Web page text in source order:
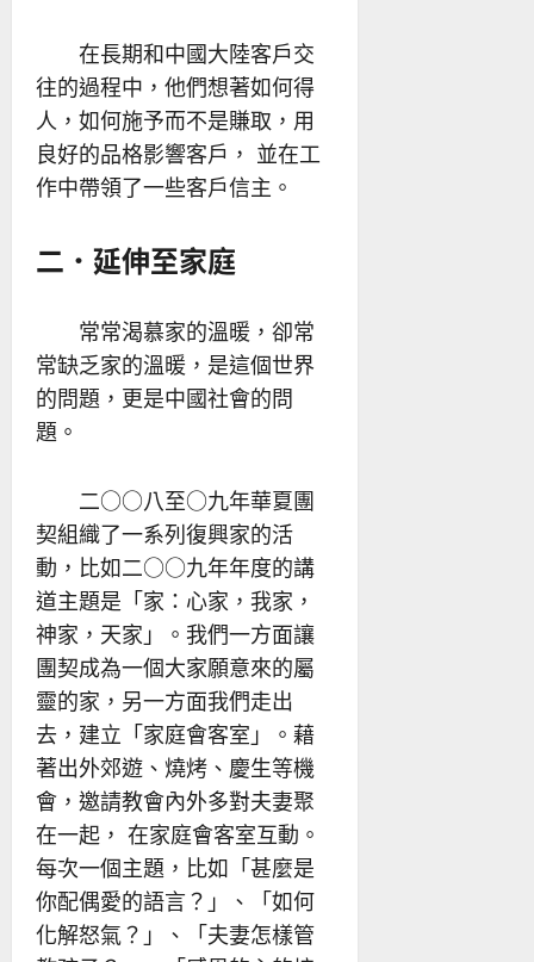
在長期和中國大陸客戶交
往的過程中，他們想著如何得
人，如何施予而不是賺取，用
良好的品格影響客戶， 並在工
作中帶領了一些客戶信主。
二．延伸至家庭
常常渴慕家的溫暖，卻常
常缺乏家的溫暖，是這個世界
的問題，更是中國社會的問
題。
二○○八至○九年華夏團
契組織了一系列復興家的活
動，比如二○○九年年度的講
道主題是「家：心家，我家，
神家，天家」。我們一方面讓
團契成為一個大家願意來的屬
靈的家，另一方面我們走出
去，建立「家庭會客室」。藉
著出外郊遊、燒烤、慶生等機
會，邀請教會內外多對夫妻聚
在一起， 在家庭會客室互動。
每次一個主題，比如「甚麼是
你配偶愛的語言？」、「如何
化解怒氣？」、「夫妻怎樣管